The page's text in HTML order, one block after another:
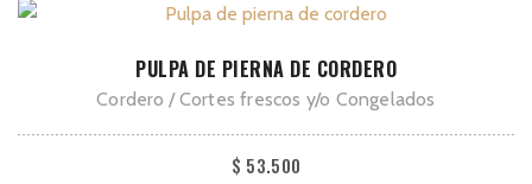
se
elegir
en
página
SELECCIONAR OPCIONES
producto
tiene
múltiples
variantes.
PULPA DE PIERNA DE CORDERO
Cordero Cortes frescos y/o Congelados
$ 53.500